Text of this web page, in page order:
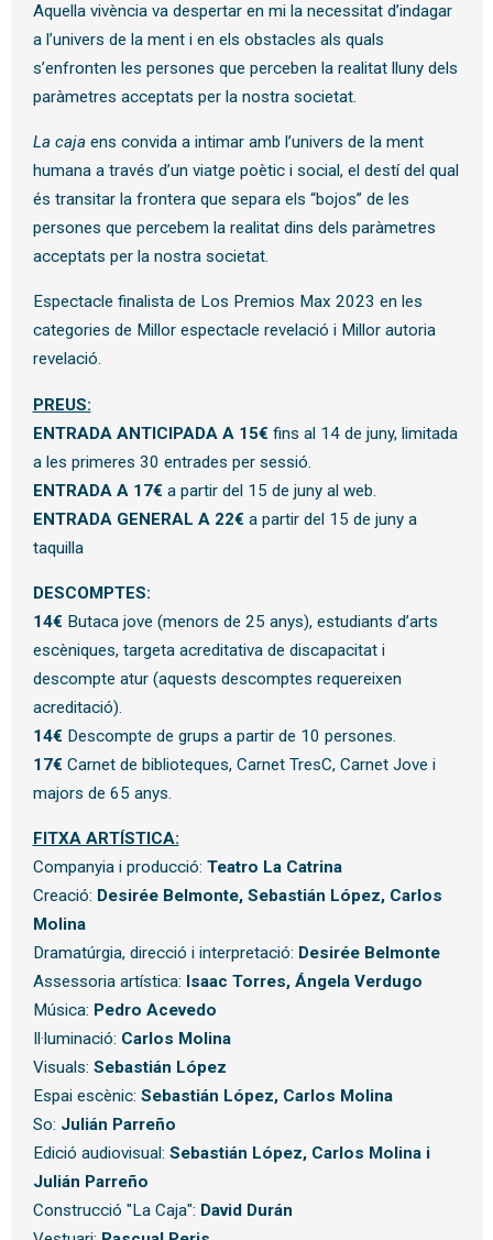
Aquella vivència va despertar en mi la necessitat d’indagar
a l’univers de la ment i en els obstacles als quals
s’enfronten les persones que perceben la realitat lluny dels
paràmetres acceptats per la nostra societat.
La caja ens convida a intimar amb l’univers de la ment
humana a través d’un viatge poètic i social, el destí del qual
és transitar la frontera que separa els “bojos” de les
persones que percebem la realitat dins dels paràmetres
acceptats per la nostra societat.
Espectacle finalista de Los Premios Max 2023 en les
categories de Millor espectacle revelació i Millor autoria
revelació.
PREUS:
ENTRADA ANTICIPADA A 15€ fins al 14 de juny, limitada
a les primeres 30 entrades per sessió.
ENTRADA A 17€ a partir del 15 de juny al web.
ENTRADA GENERAL A 22€ a partir del 15 de juny a
taquilla
DESCOMPTES:
14€ Butaca jove (menors de 25 anys), estudiants d’arts
escèniques, targeta acreditativa de discapacitat i
descompte atur (aquests descomptes requereixen
acreditació).
14€ Descompte de grups a partir de 10 persones.
17€ Carnet de biblioteques, Carnet TresC, Carnet Jove i
majors de 65 anys.
FITXA ARTÍSTICA:
Companyia i producció: Teatro La Catrina
Creació: Desirée Belmonte, Sebastián López, Carlos
Molina
Dramatúrgia, direcció i interpretació: Desirée Belmonte
Assessoria artística: Isaac Torres, Ángela Verdugo
Música: Pedro Acevedo
Il·luminació: Carlos Molina
Visuals: Sebastián López
Espai escènic: Sebastián López, Carlos Molina
So: Julián Parreño
Edició audiovisual: Sebastián López, Carlos Molina i
Julián Parreño
Construcció "La Caja": David Durán